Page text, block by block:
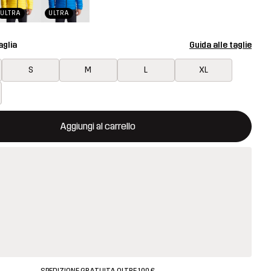
ULTRA ULTRA
Guida alle taglie
S M L XL
Aggiungi al carrello
una finestra modale per confermare un nuovo articolo nel